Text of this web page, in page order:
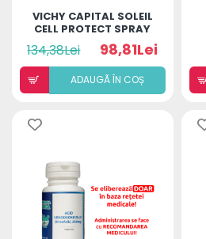
VICHY CAPITAL SOLEIL
CELL PROTECT SPRAY
SFP50+ 200ML
134,38Lei 98,81Lei
ADAUGÃ ÎN COȘ